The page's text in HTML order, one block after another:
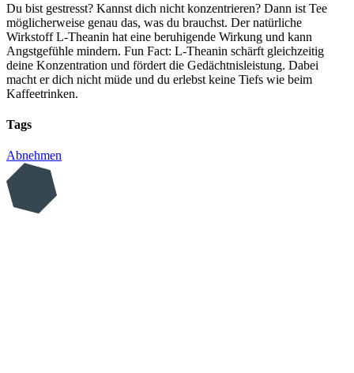
Du bist gestresst? Kannst dich nicht konzentrieren? Dann ist Tee
möglicherweise genau das, was du brauchst. Der natürliche
Wirkstoff L-Theanin hat eine beruhigende Wirkung und kann
Angstgefühle mindern. Fun Fact: L-Theanin schärft gleichzeitig
deine Konzentration und fördert die Gedächtnisleistung. Dabei
macht er dich nicht müde und du erlebst keine Tiefs wie beim
Kaffeetrinken.
Tags
Abnehmen